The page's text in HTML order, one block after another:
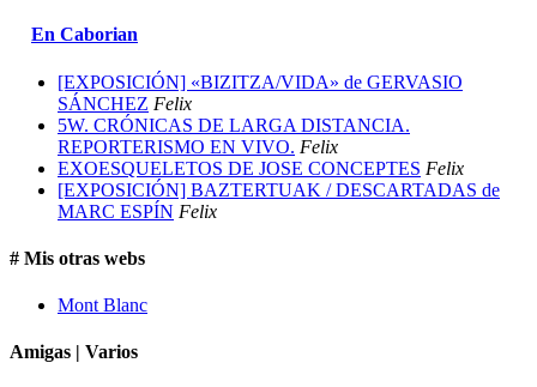
En Caborian
[EXPOSICIÓN] «BIZITZA/VIDA» de GERVASIO
SÁNCHEZ Felix
5W. CRÓNICAS DE LARGA DISTANCIA.
REPORTERISMO EN VIVO. Felix
EXOESQUELETOS DE JOSE CONCEPTES Felix
[EXPOSICIÓN] BAZTERTUAK / DESCARTADAS de
MARC ESPÍN Felix
# Mis otras webs
Mont Blanc
Amigas | Varios